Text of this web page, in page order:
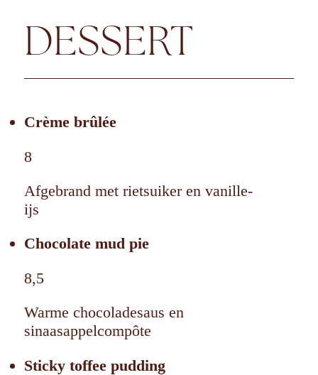
DESSERT
Crème brûlée
8
Afgebrand met rietsuiker en vanille-
ijs
Chocolate mud pie
8,5
Warme chocoladesaus en
sinaasappelcompôte
Sticky toffee pudding